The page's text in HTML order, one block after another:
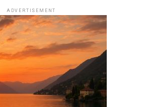
ADVERTISEMENT